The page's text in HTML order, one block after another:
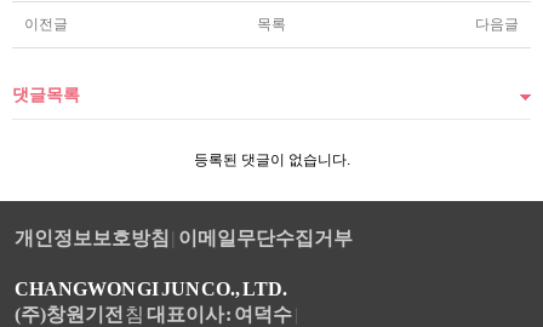
이전글 다음글
목록
댓글목록
등록된 댓글이 없습니다.
개인정보보호방침 | 이메일무단수집거부
CHANGWON GI JUN CO., LTD.
(주)창원기전 침 대표이사 : 여덕수|